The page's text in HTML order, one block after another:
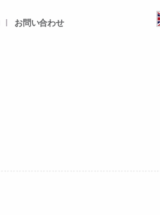
お問い合わせ